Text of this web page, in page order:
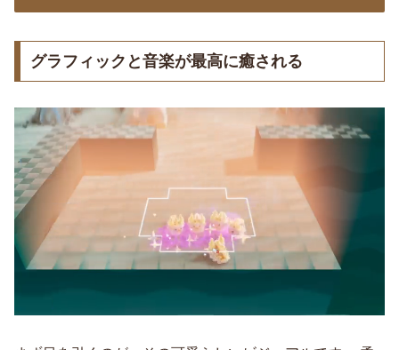
グラフィックと音楽が最高に癒される